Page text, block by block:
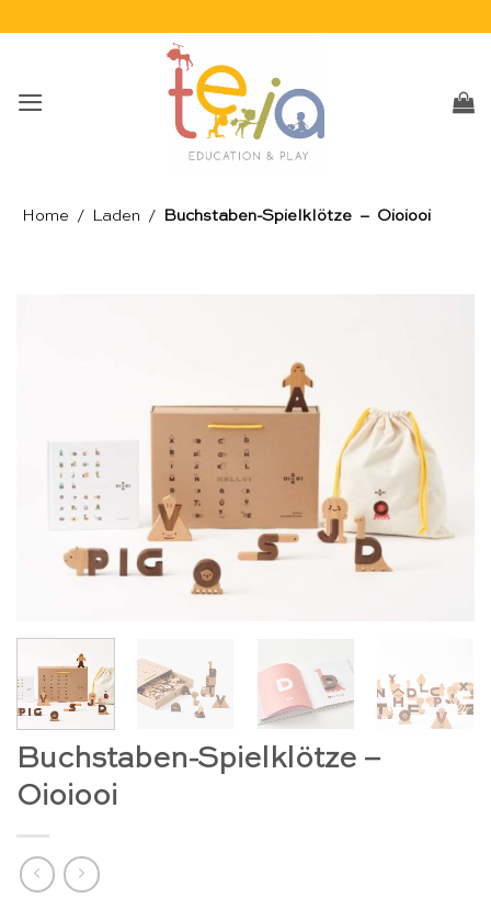
Home / Laden / Buchstaben-Spielklötze – Oioiooi
Buchstaben-Spielklötze –
Oioiooi